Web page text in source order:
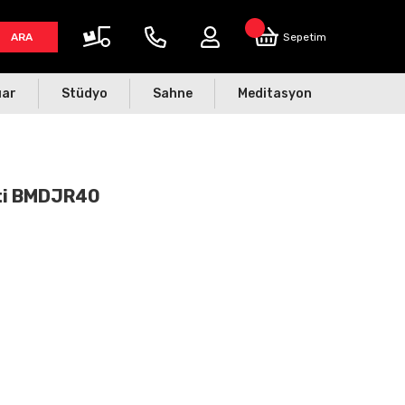
ARA Sepetim
Stüdyo Sahne Meditasyon
BMDJR40